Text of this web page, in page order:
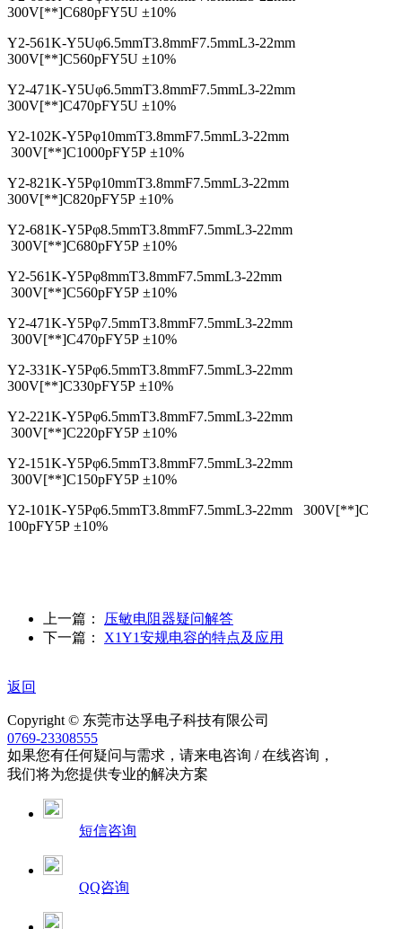
300V[**]C680pFY5U ±10%
Y2-561K-Y5Uφ6.5mmT3.8mmF7.5mmL3-22mm
300V[**]C560pFY5U ±10%
Y2-471K-Y5Uφ6.5mmT3.8mmF7.5mmL3-22mm
300V[**]C470pFY5U ±10%
Y2-102K-Y5Pφ10mmT3.8mmF7.5mmL3-22mm
300V[**]C1000pFY5P ±10%
Y2-821K-Y5Pφ10mmT3.8mmF7.5mmL3-22mm
300V[**]C820pFY5P ±10%
Y2-681K-Y5Pφ8.5mmT3.8mmF7.5mmL3-22mm
300V[**]C680pFY5P ±10%
Y2-561K-Y5Pφ8mmT3.8mmF7.5mmL3-22mm
300V[**]C560pFY5P ±10%
Y2-471K-Y5Pφ7.5mmT3.8mmF7.5mmL3-22mm
300V[**]C470pFY5P ±10%
Y2-331K-Y5Pφ6.5mmT3.8mmF7.5mmL3-22mm
300V[**]C330pFY5P ±10%
Y2-221K-Y5Pφ6.5mmT3.8mmF7.5mmL3-22mm
300V[**]C220pFY5P ±10%
Y2-151K-Y5Pφ6.5mmT3.8mmF7.5mmL3-22mm
300V[**]C150pFY5P ±10%
Y2-101K-Y5Pφ6.5mmT3.8mmF7.5mmL3-22mm 300V[**]C
100pFY5P ±10%
上一篇： 压敏电阻器疑问解答
下一篇： X1Y1安规电容的特点及应用
返回
Copyright © 东莞市达孚电子科技有限公司
0769-23308555
如果您有任何疑问与需求，请来电咨询 / 在线咨询，
我们将为您提供专业的解决方案
短信咨询
QQ咨询